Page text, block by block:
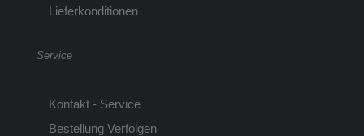
Lieferkonditionen
Service
Kontakt - Service
Bestellung Verfolgen